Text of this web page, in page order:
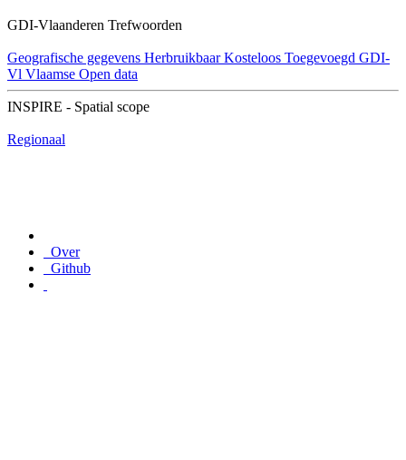
GDI-Vlaanderen Trefwoorden
Geografische gegevens Herbruikbaar Kosteloos Toegevoegd GDI-
Vl Vlaamse Open data
INSPIRE - Spatial scope
Regionaal
Over
Github